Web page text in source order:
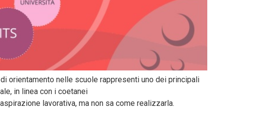
orientamento nelle scuole rappresenti uno dei principali
in linea con i coetanei
lavorativa, ma non sa come realizzarla.